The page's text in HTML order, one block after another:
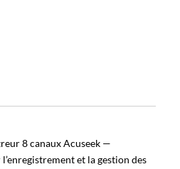
8 canaux Acuseek —
et la gestion des